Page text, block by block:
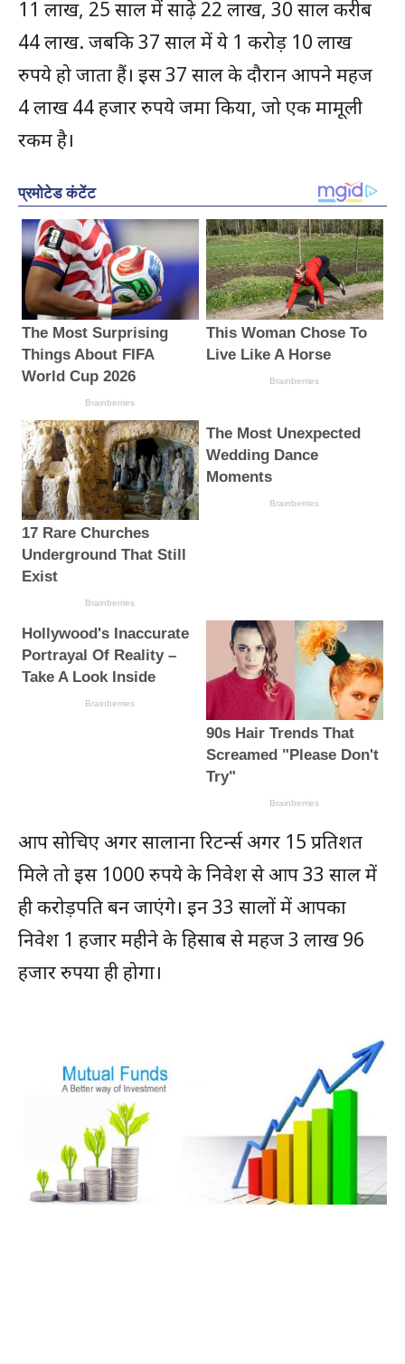
11 लाख, 25 साल में साढ़े 22 लाख, 30 साल करीब
44 लाख. जबकि 37 साल में ये 1 करोड़ 10 लाख
रुपये हो जाता हैं। इस 37 साल के दौरान आपने महज
4 लाख 44 हजार रुपये जमा किया, जो एक मामूली
रकम है।
आप सोचिए अगर सालाना रिटर्न्स अगर 15 प्रतिशत
मिले तो इस 1000 रुपये के निवेश से आप 33 साल में
ही करोड़पति बन जाएंगे। इन 33 सालों में आपका
निवेश 1 हजार महीने के हिसाब से महज 3 लाख 96
हजार रुपया ही होगा।